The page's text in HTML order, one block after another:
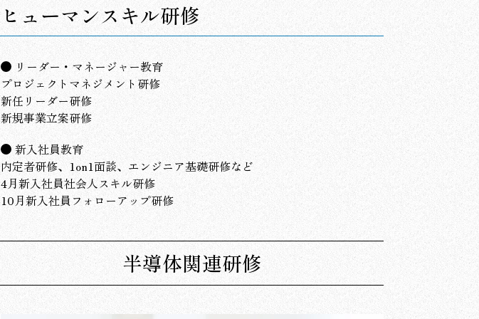
ヒューマンスキル研修
リーダー・マネージャー教育
プロジェクトマネジメント研修
新任リーダー研修
新規事業立案研修
新入社員教育
内定者研修、1on1面談、エンジニア基礎研修など
4月新入社員社会人スキル研修
10月新入社員フォローアップ研修
半導体関連研修